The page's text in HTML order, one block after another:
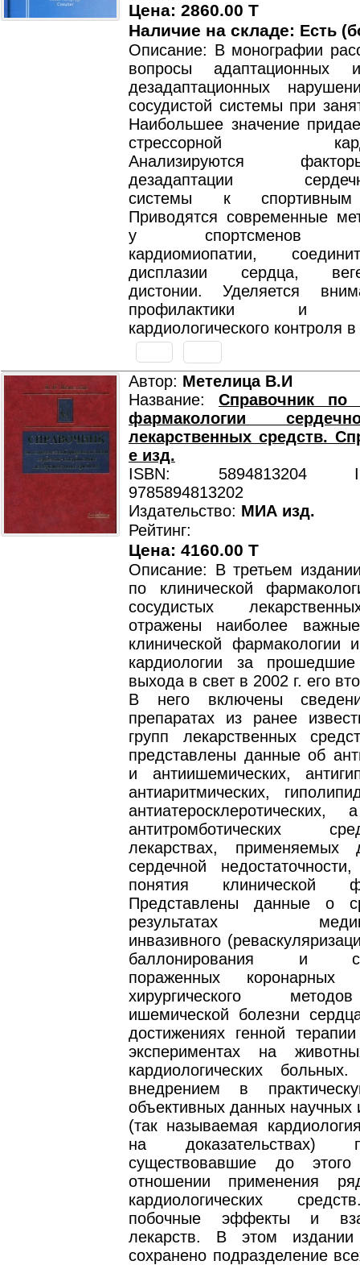
Цена: 2860.00 T
Наличие на складе: Есть
Описание: В монографии
вопросы адаптационных
дезадаптационных
сосудистой системы при
Наибольшее значение
стрессорной
Анализируются
дезадаптации
системы к спортивным
Приводятся современные
у спортсменов
кардиомиопатии,
дисплазии сердца,
дистонии. Уделяется
профилактики и
кардиологического контроля
Автор: Метелица В.И
Название: Справочник по
фармакологии
лекарственных средств.
е изд.
ISBN: 5894813204
9785894813202
Издательство: МИА изд.
Рейтинг:
Цена: 4160.00 T
Описание: В третьем
по клинической
сосудистых
отражены наиболее
клинической фармакологии
кардиологии за
выхода в свет в 2002 г. его
В него включены
препаратах из ранее
групп лекарственных
представлены данные об
и антиишемических,
антиаритмических,
антитромботических
лекарствах, применяемых
сердечной
понятия клинической
Представлены данные о
результатах
инвазивного
баллонирования и
пораженных
хирургического
ишемической болезни
достижениях генной
экспериментах на
кардиологических
внедрением в
объективных данных научных
(так называемая
на доказательствах)
существовавшие до
отношении применения
кардиологических
побочные эффекты и
лекарств. В этом издании
сохранено подразделение